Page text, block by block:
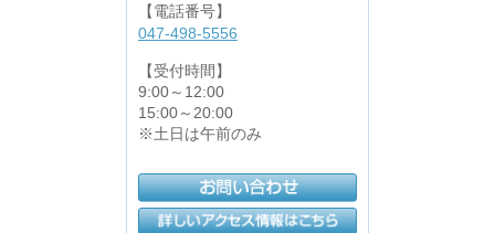
【電話番号】
047-498-5556
【受付時間】
9:00～12:00
15:00～20:00
※土日は午前のみ